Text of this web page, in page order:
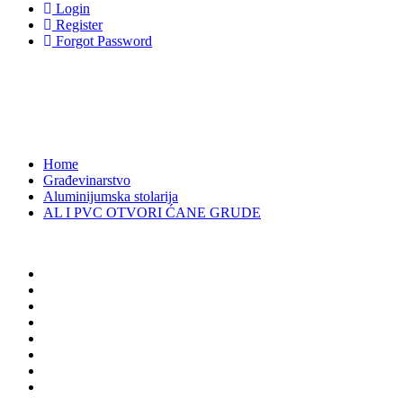
Login
Register
Forgot Password
Home
Građevinarstvo
Aluminijumska stolarija
AL I PVC OTVORI ĆANE GRUDE